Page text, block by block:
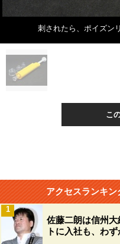
刺されたら、ポイズン
こ
アクセスランキン
佐藤二朗は信州
トに入社も、わ
1